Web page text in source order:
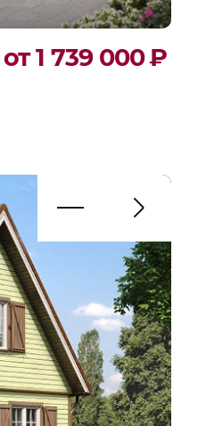
от 1 739 000₽